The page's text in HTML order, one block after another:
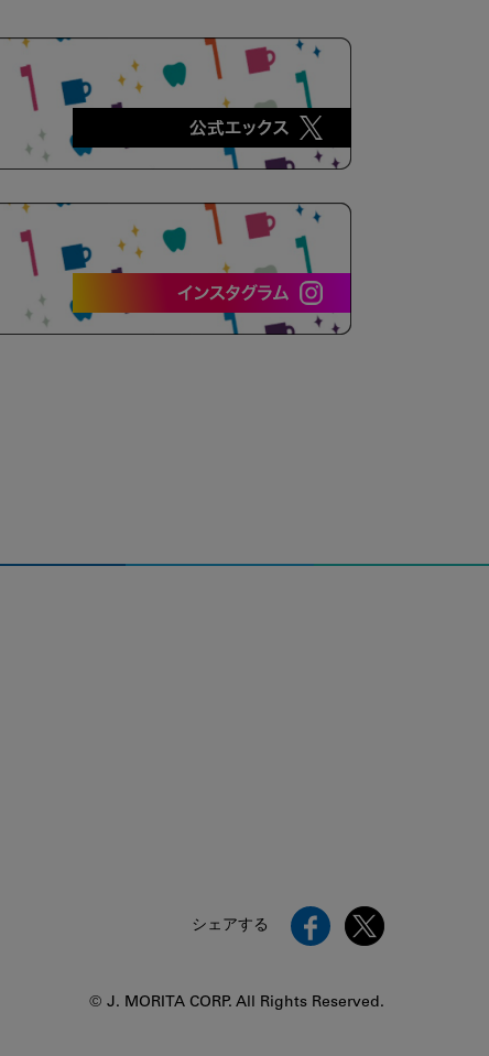
シェアする
© J. MORITA CORP. All Rights Reserved.